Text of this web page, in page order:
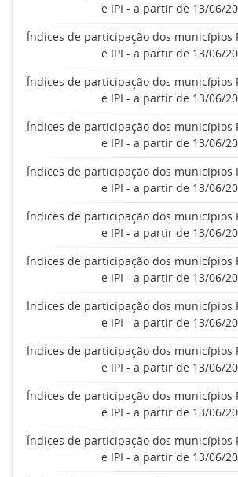
e IPI - a partir de 13/06/
Índices de participação dos municípios
e IPI - a partir de 13/06/
Índices de participação dos municípios
e IPI - a partir de 13/06/
Índices de participação dos municípios
e IPI - a partir de 13/06/
Índices de participação dos municípios
e IPI - a partir de 13/06/
Índices de participação dos municípios
e IPI - a partir de 13/06/
Índices de participação dos municípios
e IPI - a partir de 13/06/
Índices de participação dos municípios
e IPI - a partir de 13/06/
Índices de participação dos municípios
e IPI - a partir de 13/06/
Índices de participação dos municípios
e IPI - a partir de 13/06/
Índices de participação dos municípios
e IPI - a partir de 13/06/